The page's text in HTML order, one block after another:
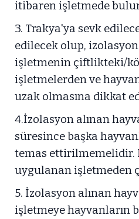
itibaren işletmede
3. Trakya'ya sevk
edilecek olup,
işletmenin çiftlikteki/
işletmelerden ve
uzak olmasına dikkat
4.İzolasyon alınan
süresince başka
temas ettirilmemelidir.
uygulanan işletmeden
5. İzolasyon alınan
işletmeye hayvanların